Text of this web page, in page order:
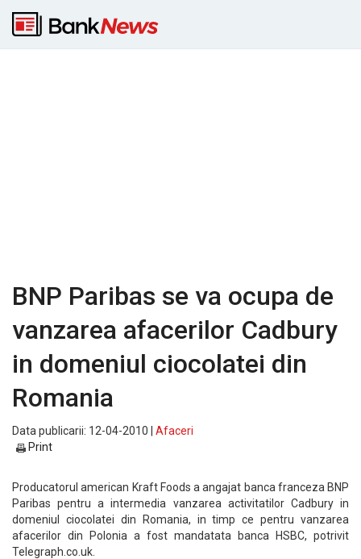
BNP Paribas se va ocupa de
vanzarea afacerilor Cadbury
in domeniul ciocolatei din
Romania
Data publicarii: 12-04-2010 | Afaceri
Print
Producatorul american Kraft Foods a angajat banca franceza BNP
Paribas pentru a intermedia vanzarea activitatilor Cadbury in
domeniul ciocolatei din Romania, in timp ce pentru vanzarea
afacerilor din Polonia a fost mandatata banca HSBC, potrivit
Telegraph.co.uk.